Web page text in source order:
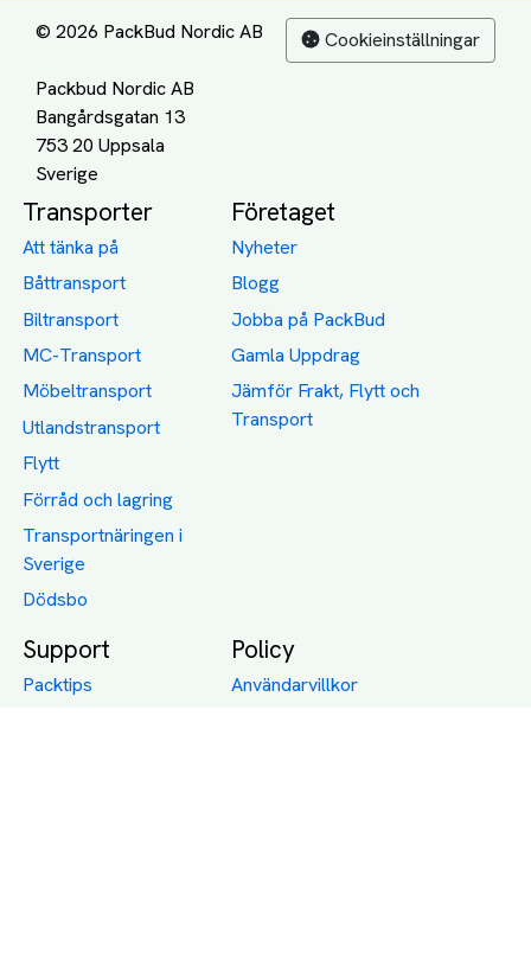
© 2026 PackBud Nordic AB
Packbud Nordic AB
Bangårdsgatan 13
753 20 Uppsala
Cookieinställningar
Transporter
Att tänka på
Båttransport
Biltransport
MC-Transport
Möbeltransport
Utlandstransport
Flytt
Förråd och lagring
Transportnäringen i
Sverige
Dödsbo
Företaget
Nyheter
Blogg
Jobba på PackBud
Gamla Uppdrag
Jämför Frakt, Flytt och
Transport
Support
Packtips
Policy
Användarvillkor